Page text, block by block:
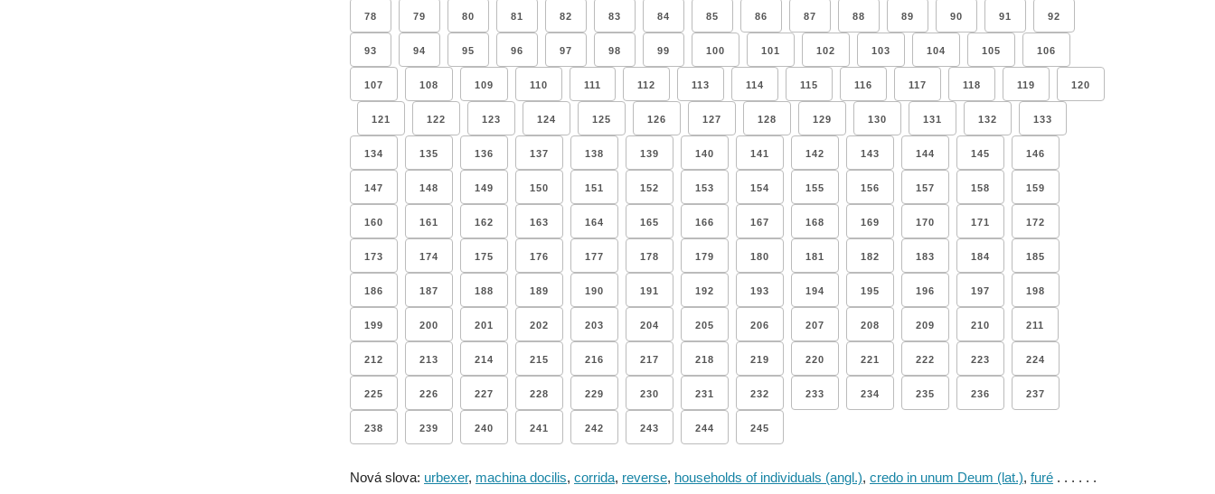
78 79 80 81 82 83 84 85 86 87 88 89 90 91 92
93 94 95 96 97 98 99 100 101 102 103 104 105 106
107 108 109 110 111 112 113 114 115 116 117 118 119 120
121 122 123 124 125 126 127 128 129 130 131 132 133
134 135 136 137 138 139 140 141 142 143 144 145 146
147 148 149 150 151 152 153 154 155 156 157 158 159
160 161 162 163 164 165 166 167 168 169 170 171 172
173 174 175 176 177 178 179 180 181 182 183 184 185
186 187 188 189 190 191 192 193 194 195 196 197 198
199 200 201 202 203 204 205 206 207 208 209 210 211
212 213 214 215 216 217 218 219 220 221 222 223 224
225 226 227 228 229 230 231 232 233 234 235 236 237
238 239 240 241 242 243 244 245
Nová slova: urbexer, machina docilis, corrida, reverse, households of individuals (angl.), credo in unum Deum (lat.), furé . . . . . .